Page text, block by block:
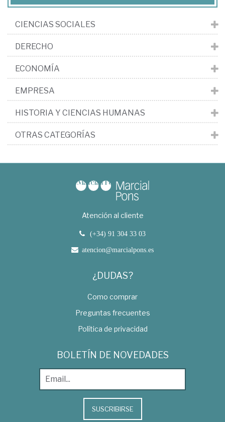
CIENCIAS SOCIALES
DERECHO
ECONOMÍA
EMPRESA
HISTORIA Y CIENCIAS HUMANAS
OTRAS CATEGORÍAS
Atención al cliente
(+34) 91 304 33 03
atencion@marcialpons.es
¿DUDAS?
Como comprar
Preguntas frecuentes
Política de privacidad
BOLETÍN DE NOVEDADES
SUSCRIBIRSE